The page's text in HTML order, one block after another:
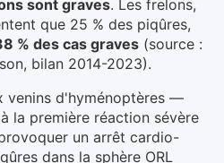
sont graves. Les frelons,
que 25 % des piqûres,
% des cas graves (source :
bilan 2014-2023).
venins d'hyménoptères —
la première réaction sévère
un arrêt cardio-
dans la sphère ORL